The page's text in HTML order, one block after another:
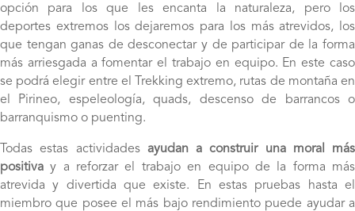
opción para los que les encanta la naturaleza, pero los
deportes extremos los dejaremos para los más atrevidos, los
que tengan ganas de desconectar y de participar de la forma
más arriesgada a fomentar el trabajo en equipo. En este caso
se podrá elegir entre el Trekking extremo, rutas de montaña en
el Pirineo, espeleología, quads, descenso de barrancos o
barranquismo o puenting.
Todas estas actividades ayudan a construir una moral más
positiva y a reforzar el trabajo en equipo de la forma más
atrevida y divertida que existe. En estas pruebas hasta el
miembro que posee el más bajo rendimiento puede ayudar a